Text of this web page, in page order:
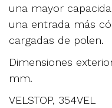
una mayor
una entrada más
cargadas de polen.
Dimensiones
mm.
VELSTOP, 354VEL